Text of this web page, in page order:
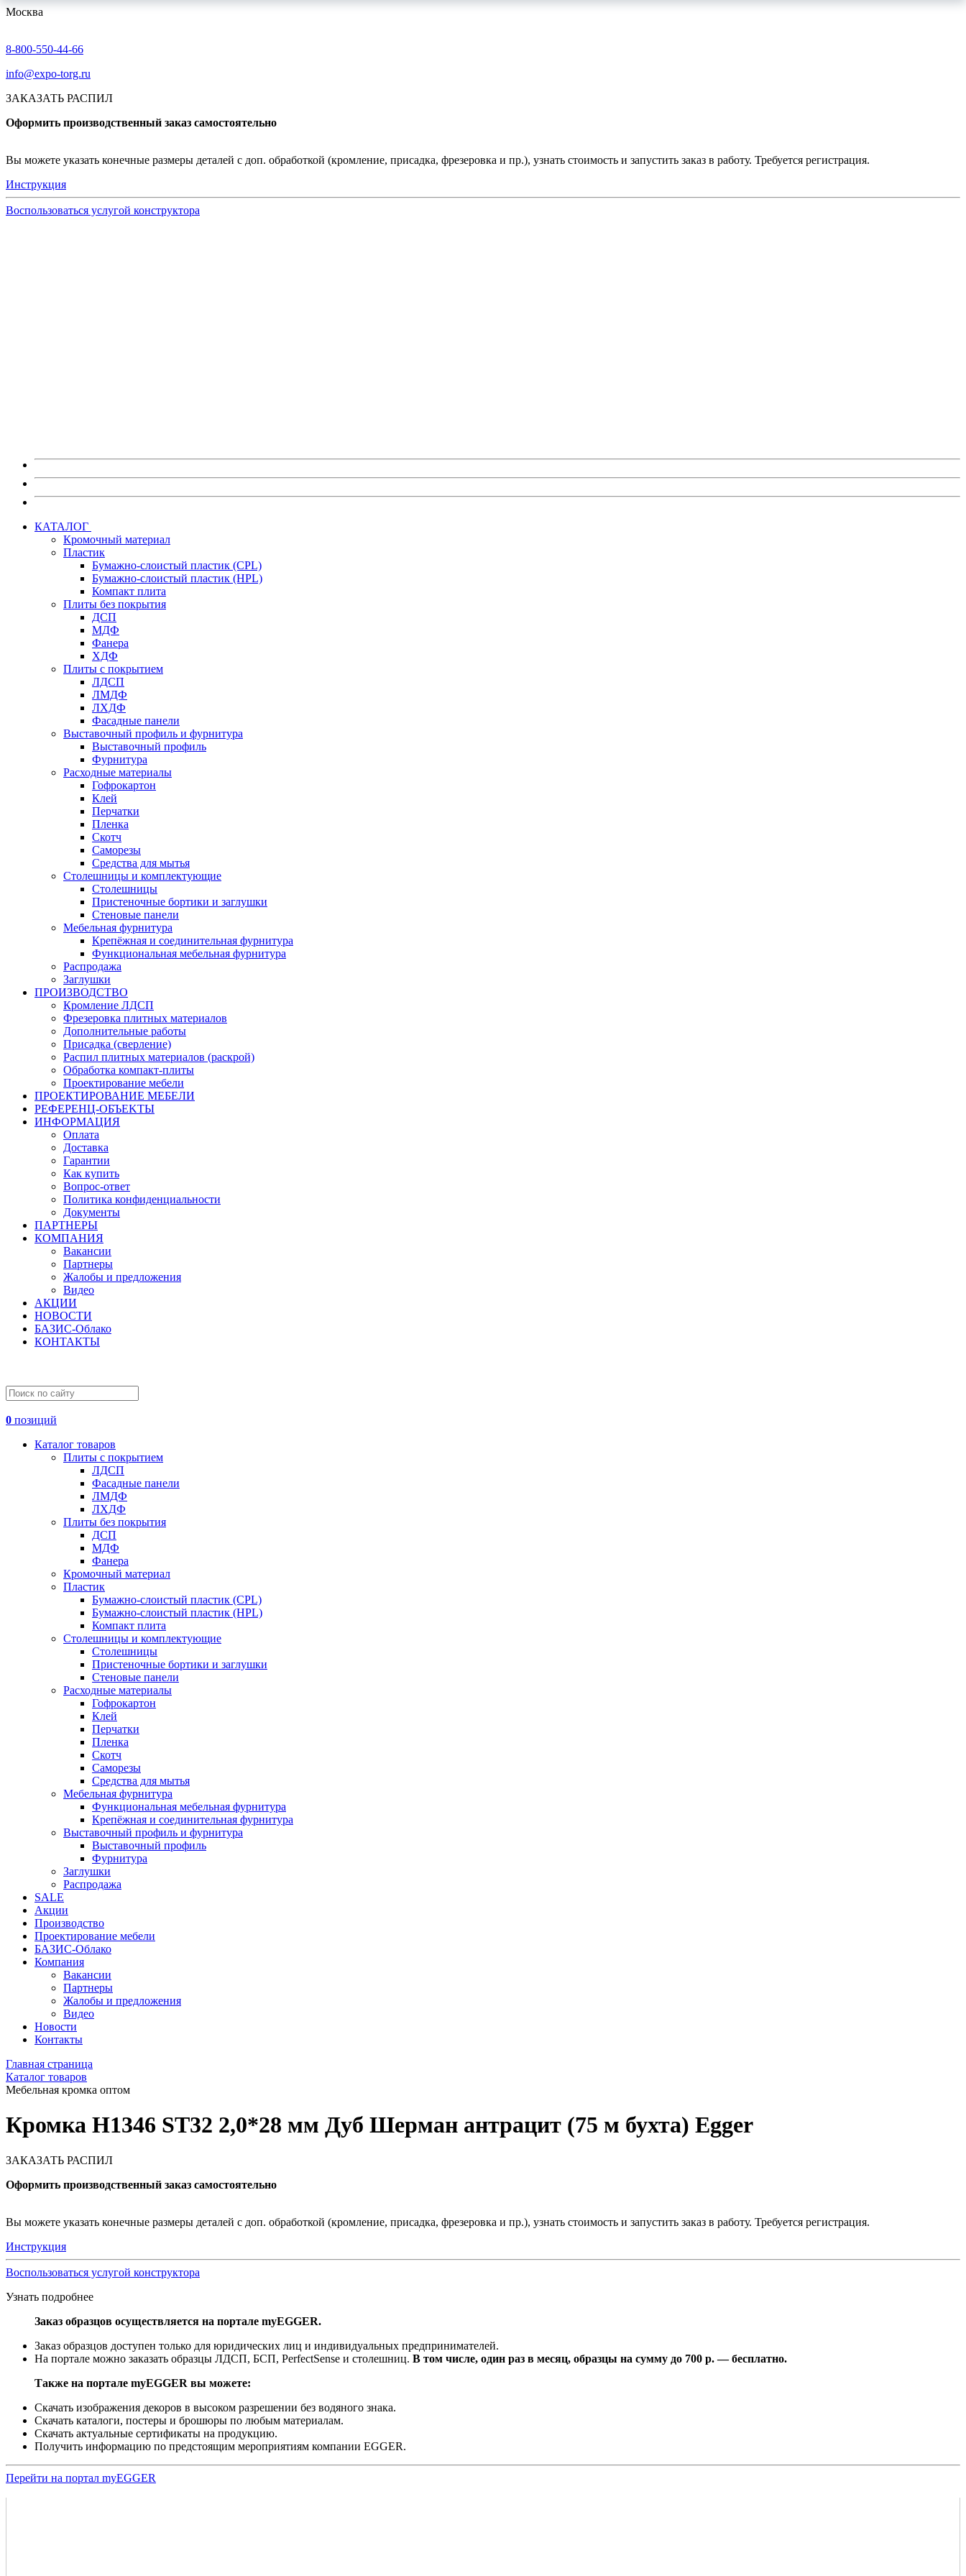
Москва
8-800-550-44-66
info@expo-torg.ru
ЗАКАЗАТЬ РАСПИЛ
Оформить производственный заказ самостоятельно
Вы можете указать конечные размеры деталей с доп. обработкой (кромление, присадка, фрезеровка и пр.), узнать стоимость и запустить заказ в работу. Требуется регистрация.
Инструкция
Воспользоваться услугой конструктора
КАТАЛОГ
Кромочный материал
Пластик
Бумажно-слоистый пластик (CPL)
Бумажно-слоистый пластик (HPL)
Компакт плита
Плиты без покрытия
ДСП
МДФ
Фанера
ХДФ
Плиты с покрытием
ЛДСП
ЛМДФ
ЛХДФ
Фасадные панели
Выставочный профиль и фурнитура
Выставочный профиль
Фурнитура
Расходные материалы
Гофрокартон
Клей
Перчатки
Пленка
Скотч
Саморезы
Средства для мытья
Столешницы и комплектующие
Столешницы
Пристеночные бортики и заглушки
Стеновые панели
Мебельная фурнитура
Крепёжная и соединительная фурнитура
Функциональная мебельная фурнитура
Распродажа
Заглушки
ПРОИЗВОДСТВО
Кромление ЛДСП
Фрезеровка плитных материалов
Дополнительные работы
Присадка (сверление)
Распил плитных материалов (раскрой)
Обработка компакт-плиты
Проектирование мебели
ПРОЕКТИРОВАНИЕ МЕБЕЛИ
РЕФЕРЕНЦ-ОБЪЕKТЫ
ИНФОРМАЦИЯ
Оплата
Доставка
Гарантии
Как купить
Вопрос-ответ
Политика конфиденциальности
Документы
ПАРТНЕРЫ
КОМПАНИЯ
Вакансии
Партнеры
Жалобы и предложения
Видео
АКЦИИ
НОВОСТИ
БАЗИС-Облако
КОНТАКТЫ
0 позиций
Каталог товаров
Плиты с покрытием
ЛДСП
Фасадные панели
ЛМДФ
ЛХДФ
Плиты без покрытия
ДСП
МДФ
Фанера
Кромочный материал
Пластик
Бумажно-слоистый пластик (CPL)
Бумажно-слоистый пластик (HPL)
Компакт плита
Столешницы и комплектующие
Столешницы
Пристеночные бортики и заглушки
Стеновые панели
Расходные материалы
Гофрокартон
Клей
Перчатки
Пленка
Скотч
Саморезы
Средства для мытья
Мебельная фурнитура
Функциональная мебельная фурнитура
Крепёжная и соединительная фурнитура
Выставочный профиль и фурнитура
Выставочный профиль
Фурнитура
Заглушки
Распродажа
SALE
Акции
Производство
Проектирование мебели
БАЗИС-Облако
Компания
Вакансии
Партнеры
Жалобы и предложения
Видео
Новости
Контакты
Главная страница
Каталог товаров
Мебельная кромка оптом
Кромка H1346 ST32 2,0*28 мм Дуб Шерман антрацит (75 м бухта) Egger
ЗАКАЗАТЬ РАСПИЛ
Оформить производственный заказ самостоятельно
Вы можете указать конечные размеры деталей с доп. обработкой (кромление, присадка, фрезеровка и пр.), узнать стоимость и запустить заказ в работу. Требуется регистрация.
Инструкция
Воспользоваться услугой конструктора
Узнать подробнее
Заказ образцов осуществляется на портале myEGGER.
Заказ образцов доступен только для юридических лиц и индивидуальных предпринимателей.
На портале можно заказать образцы ЛДСП, БСП, PerfectSense и столешниц. В том числе, один раз в месяц, образцы на сумму до 700 р. — бесплатно.
Также на портале myEGGER вы можете:
Скачать изображения декоров в высоком разрешении без водяного знака.
Скачать каталоги, постеры и брошюры по любым материалам.
Скачать актуальные сертификаты на продукцию.
Получить информацию по предстоящим мероприятиям компании EGGER.
Перейти на портал myEGGER